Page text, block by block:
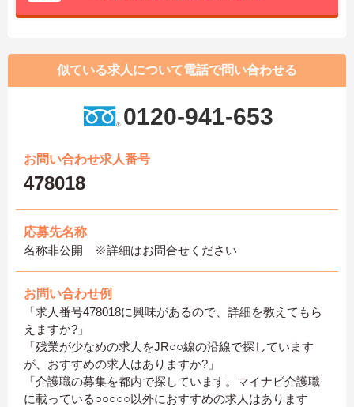
似ている求人について電話で問い合わせる
0120-941-653
お問い合わせ求人番号
478018
応募先名称
名称非公開 ※詳細はお問合せください
お問い合わせ例
「求人番号478018に興味があるので、詳細を教えてもら
えますか?」
「残業が少なめの求人をJR○○線の沿線で探しています
が、おすすめの求人はありますか?」
「介護職の募集を都内で探しています。マイナビ介護職
に載っている○○○○○以外におすすめの求人はあります